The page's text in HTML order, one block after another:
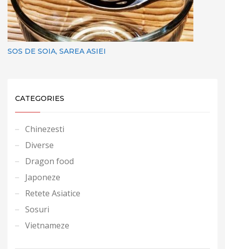
SOS DE SOIA, SAREA ASIEI
CATEGORIES
Chinezesti
Diverse
Dragon food
Japoneze
Retete Asiatice
Sosuri
Vietnameze